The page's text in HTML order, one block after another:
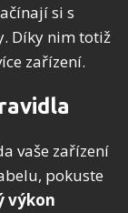
si s
Díky nim totiž
zařízení.
vaše zařízení
pokuste
výkon